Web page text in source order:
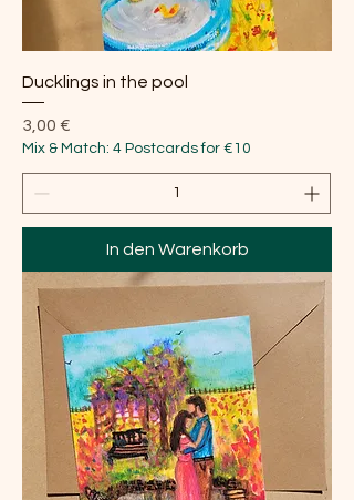
Ducklings in the pool
Preis
3,00 €
Mix & Match: 4 Postcards for €10
In den Warenkorb